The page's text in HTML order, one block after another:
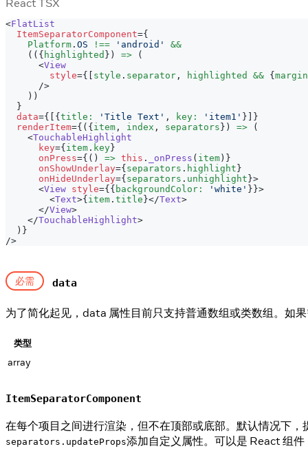
React TSX
<FlatList
ItemSeparatorComponent={
Platform . OS !== 'android'
&&
( ( { highlighted } ) =>
(
<View
style={ style . separator , highlighted && {
/>
) )
}
data={ { title : 'Title Text' , key : 'item1' }
}
renderItem={ ( { item , index , separators } ) =>
(
<TouchableHighlight
key={ item . key }
onPress={ ( ) => this . _onPress ( item ) }
onShowUnderlay={ separators . highlight }
onHideUnderlay={ separators . unhighlight }>
<View style={ { backgroundColor : 'white' } }>
<Text>{ item . title }</Text>
</View>
</TouchableHighlight>
) }
/>
必需 data
为了简化起见，data 属性目前只支持普通数组或类数组。如
类型
array
ItemSeparatorComponent
在每个项目之间进行渲染，但不在顶部或底部。默认情况下，
separators.updateProps添加自定义属性。可以是 React 组件